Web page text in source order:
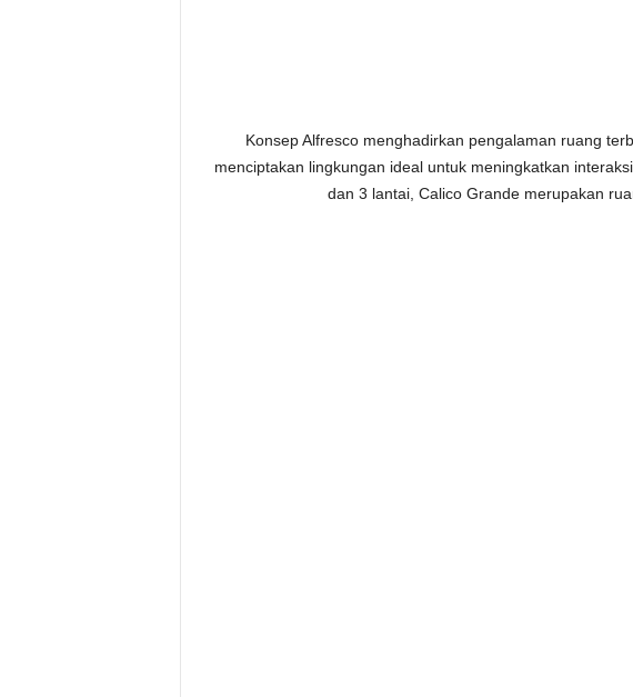
Konsep Alfresco menghadirkan pengalaman ruang
menciptakan lingkungan ideal untuk meningkatkan
dan 3 lantai, Calico Grande merupakan